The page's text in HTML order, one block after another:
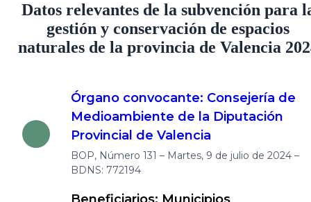
Datos relevantes de la subvención para
gestión y conservación de espacios
naturales de la provincia de Valencia
Órgano convocante: Consejería de
Medioambiente de la Diputación
Provincial de Valencia
BOP, Número 131 – Martes, 9 de julio de 2024 –
BDNS: 772194